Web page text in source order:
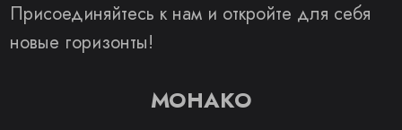
Присоединяйтесь к нам и откройте для себя
новые горизонты!
МОНАКО